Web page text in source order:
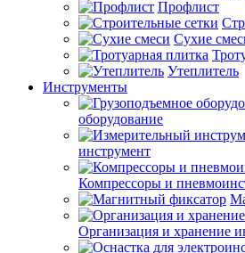
Профлист
Сухие
Утеплитель
Инструменты
оборудование
инструмент
Компрессоры и
Организация и хранение